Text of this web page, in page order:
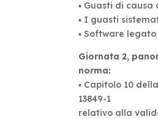
▪ Guasti di causa
▪ I guasti
▪ Software
Giornata 2,
norma:
▪ Capitolo 10
13849-1
relativo alla